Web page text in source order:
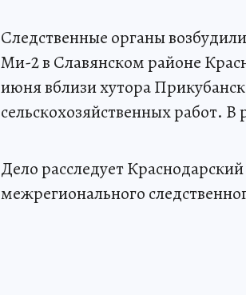
Следственные органы
Ми-2 в Славянском районе
июня вблизи хутора
сельскохозяйственных работ. В
Дело расследует
межрегионального